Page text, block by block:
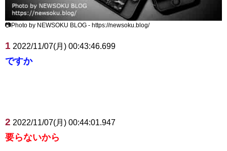
📷Photo by NEWSOKU BLOG - https://newsoku.blog/
1 2022/11/07(月) 00:43:46.699
ですか
2 2022/11/07(月) 00:44:01.947
要らないから